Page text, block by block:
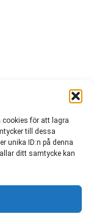
cookies för att lagra
till dessa
unika ID:n på denna
ditt samtycke kan